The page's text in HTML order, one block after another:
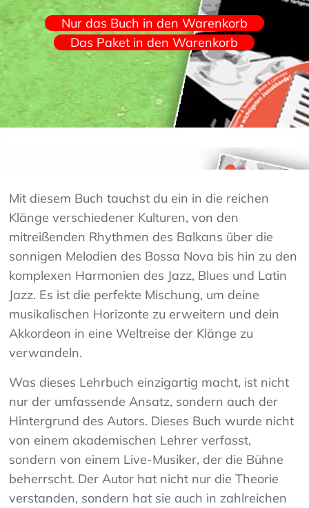
Nur das Buch in den Warenkorb
Das Paket in den Warenkorb
Mit diesem Buch tauchst du ein in die reichen
Klänge verschiedener Kulturen, von den
mitreißenden Rhythmen des Balkans über die
sonnigen Melodien des Bossa Nova bis hin zu den
komplexen Harmonien des Jazz, Blues und Latin
Jazz. Es ist die perfekte Mischung, um deine
musikalischen Horizonte zu erweitern und dein
Akkordeon in eine Weltreise der Klänge zu
verwandeln.
Was dieses Lehrbuch einzigartig macht, ist nicht
nur der umfassende Ansatz, sondern auch der
Hintergrund des Autors. Dieses Buch wurde nicht
von einem akademischen Lehrer verfasst,
sondern von einem Live-Musiker, der die Bühne
beherrscht. Der Autor hat nicht nur die Theorie
verstanden, sondern hat sie auch in zahlreichen